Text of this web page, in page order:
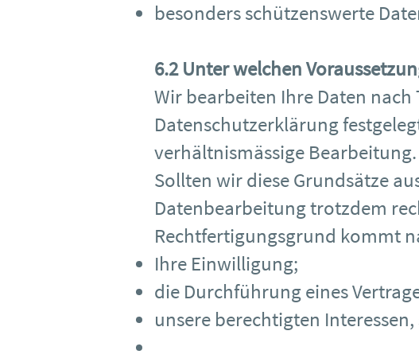
besonders schützenswerte
6.2 Unter welchen
Wir bearbeiten Ihre Daten
Datenschutzerklärung
verhältnismässige Bearbeitung.
Sollten wir diese Grundsätze
Datenbearbeitung trotzdem
Rechtfertigungsgrund kommt
Ihre Einwilligung;
die Durchführung eines
unsere berechtigten